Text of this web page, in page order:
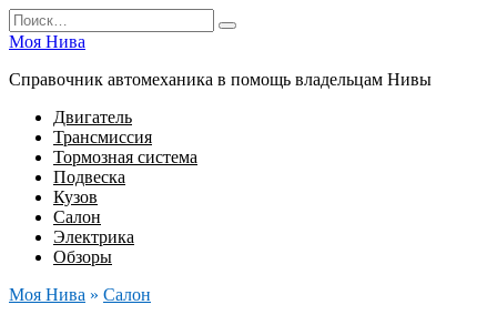
Перейти
к
Search
for:
Моя Нива
Справочник автомеханика в помощь владельцам Нивы
Двигатель
Трансмиссия
Тормозная система
Подвеска
Кузов
Салон
Электрика
Обзоры
Моя Нива » Салон